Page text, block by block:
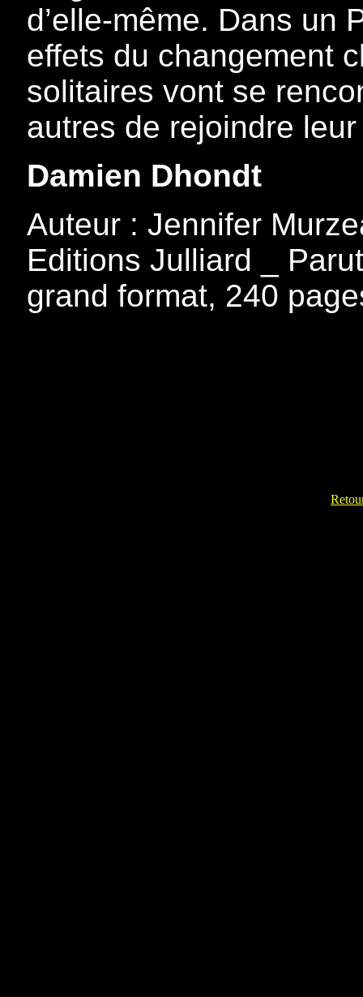
d’elle-même. Dans un
effets du changement
solitaires vont se
autres de rejoindre
Damien Dhondt
Auteur : Jennifer
Editions Julliard _
grand format, 240